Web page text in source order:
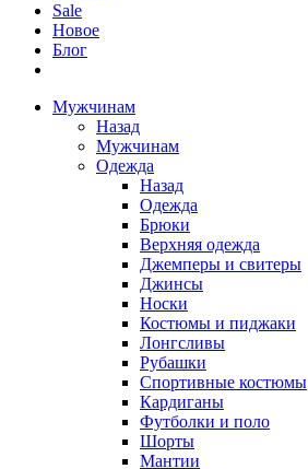
Sale
Новое
Блог
Мужчинам
Назад
Мужчинам
Одежда
Назад
Одежда
Брюки
Верхняя одежда
Джемперы и свитеры
Джинсы
Носки
Костюмы и пиджаки
Лонгсливы
Рубашки
Спортивные костюмы
Кардиганы
Футболки и поло
Шорты
Мантии